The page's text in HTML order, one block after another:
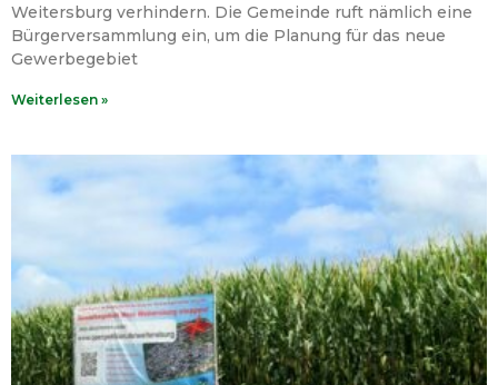
Weitersburg verhindern. Die Gemeinde ruft nämlich eine
Bürgerversammlung ein, um die Planung für das neue
Gewerbegebiet
Weiterlesen »